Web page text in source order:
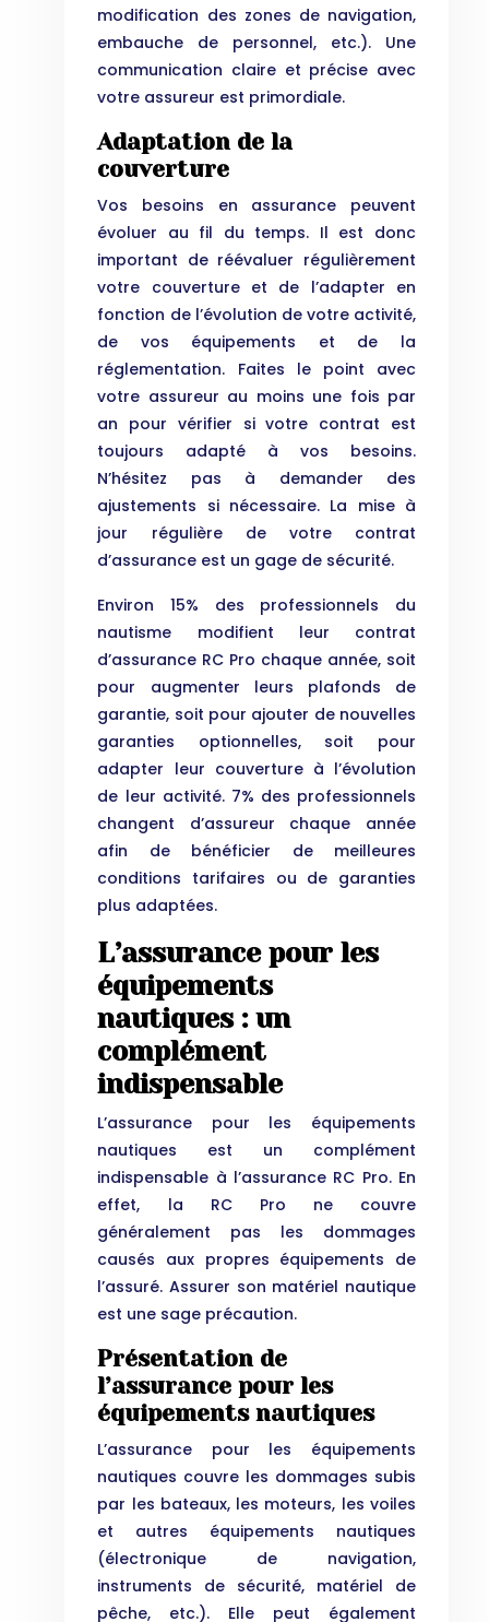
modification des zones de navigation,
embauche de personnel, etc.). Une
communication claire et précise avec
votre assureur est primordiale.
Adaptation de la
couverture
Vos besoins en assurance peuvent
évoluer au fil du temps. Il est donc
important de réévaluer régulièrement
votre couverture et de l’adapter en
fonction de l’évolution de votre activité,
de vos équipements et de la
réglementation. Faites le point avec
votre assureur au moins une fois par
an pour vérifier si votre contrat est
toujours adapté à vos besoins.
N’hésitez pas à demander des
ajustements si nécessaire. La mise à
jour régulière de votre contrat
d’assurance est un gage de sécurité.
Environ 15% des professionnels du
nautisme modifient leur contrat
d’assurance RC Pro chaque année, soit
pour augmenter leurs plafonds de
garantie, soit pour ajouter de nouvelles
garanties optionnelles, soit pour
adapter leur couverture à l’évolution
de leur activité. 7% des professionnels
changent d’assureur chaque année
afin de bénéficier de meilleures
conditions tarifaires ou de garanties
plus adaptées.
L’assurance pour les
équipements
nautiques : un
complément
indispensable
L’assurance pour les équipements
nautiques est un complément
indispensable à l’assurance RC Pro. En
effet, la RC Pro ne couvre
généralement pas les dommages
causés aux propres équipements de
l’assuré. Assurer son matériel nautique
est une sage précaution.
Présentation de
l’assurance pour les
équipements nautiques
L’assurance pour les équipements
nautiques couvre les dommages subis
par les bateaux, les moteurs, les voiles
et autres équipements nautiques
(électronique de navigation,
instruments de sécurité, matériel de
pêche, etc.). Elle peut également